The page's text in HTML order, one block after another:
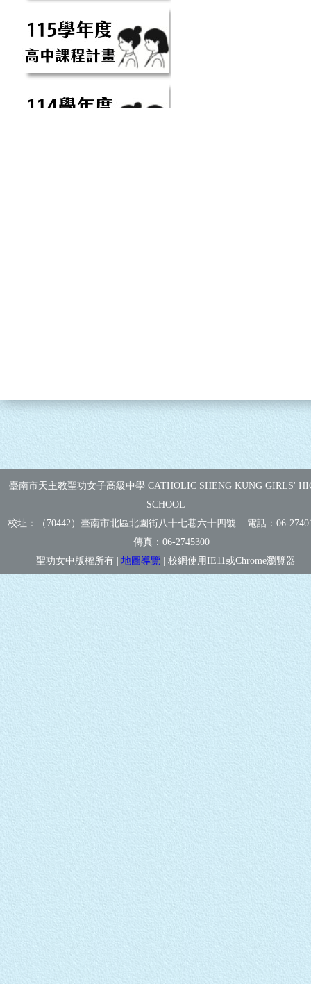
臺南市天主教聖功女子高級中學 CATHOLIC SHENG KUNG GIRLS'
SCHOOL
校址：（70442）臺南市北區北園街八十七巷六十四號 電話：06-
傳真： 06-2745300
聖功女中版權所有 | 地圖導覽 | 校網使用IE11或Chrome瀏覽器